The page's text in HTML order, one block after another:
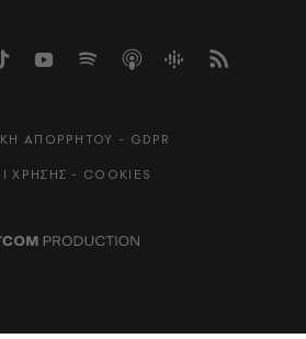
ΑΠΟΡΡΗΤΟΥ - GDPR
ΧΡΗΣΗΣ - COOKIES